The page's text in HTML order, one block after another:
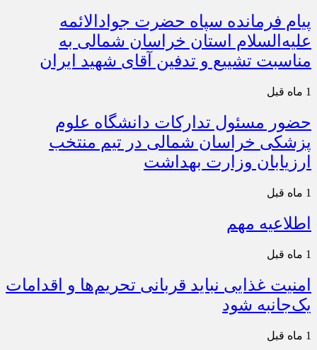
پیام فرمانده سپاه حضرت جوادالائمه
علیه‌السلام استان خراسان شمالی به
مناسبت تشییع و تدفین آقای شهید ایران
1 ماه قبل
حضور مسئول تدارکات دانشگاه علوم
پزشکی خراسان شمالی در تیم منتخب
ارزیابان وزارت بهداشت
1 ماه قبل
اطلاعیه مهم
1 ماه قبل
امنیت غذایی نباید قربانی تحریم‌ها و اقدامات
یک‌جانبه شود
1 ماه قبل